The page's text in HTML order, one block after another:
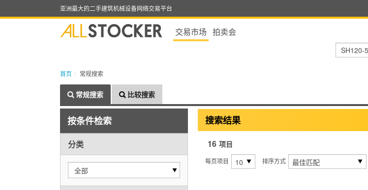
亚洲最大的二手建筑机械设备网络交易平台
交易市场 拍卖会
首页 常规搜索
常规搜索 比较搜索
按条件检索
分类
全部
搜索结果
16 项目
每页项目 排序方式